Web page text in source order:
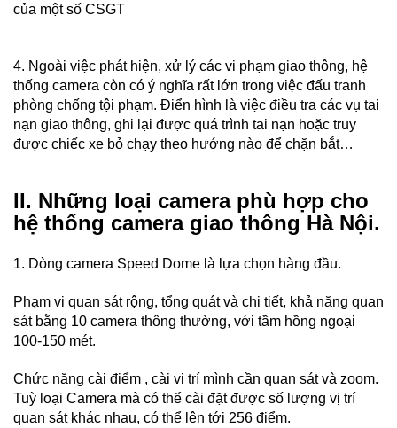
của một số CSGT
4. Ngoài việc phát hiện, xử lý các vi phạm giao thông, hệ
thống camera còn có ý nghĩa rất lớn trong việc đấu tranh
phòng chống tội phạm. Điển hình là việc điều tra các vụ tai
nạn giao thông, ghi lại được quá trình tai nạn hoặc truy
được chiếc xe bỏ chạy theo hướng nào để chặn bắt…
II. Những loại camera phù hợp cho
hệ thống camera giao thông Hà Nội.
1. Dòng camera Speed Dome là lựa chọn hàng đầu.
Phạm vi quan sát rộng, tổng quát và chi tiết, khả năng quan
sát bằng 10 camera thông thường, với tầm hồng ngoại
100-150 mét.
Chức năng cài điểm , cài vị trí mình cần quan sát và zoom.
Tuỳ loại Camera mà có thể cài đặt được số lượng vị trí
quan sát khác nhau, có thể lên tới 256 điểm.